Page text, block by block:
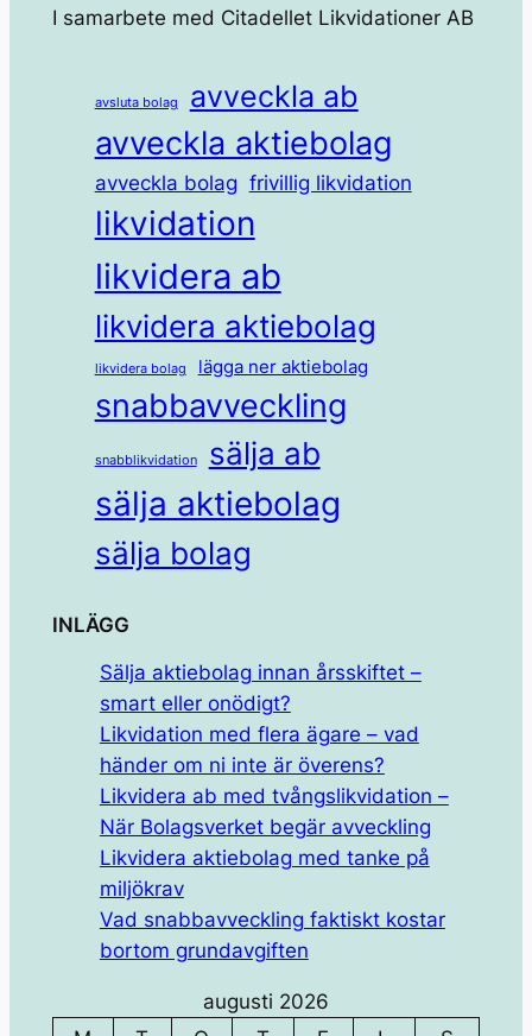
I samarbete med Citadellet Likvidationer AB
avsluta bolag avveckla ab
avveckla aktiebolag
avveckla bolag frivillig likvidation
likvidation
likvidera ab
likvidera aktiebolag
likvidera bolag lägga ner aktiebolag
snabbavveckling
snabblikvidation sälja ab
sälja aktiebolag
sälja bolag
INLÄGG
Sälja aktiebolag innan årsskiftet –
smart eller onödigt?
Likvidation med flera ägare – vad
händer om ni inte är överens?
Likvidera ab med tvångslikvidation –
När Bolagsverket begär avveckling
Likvidera aktiebolag med tanke på
miljökrav
Vad snabbavveckling faktiskt kostar
bortom grundavgiften
augusti 2026